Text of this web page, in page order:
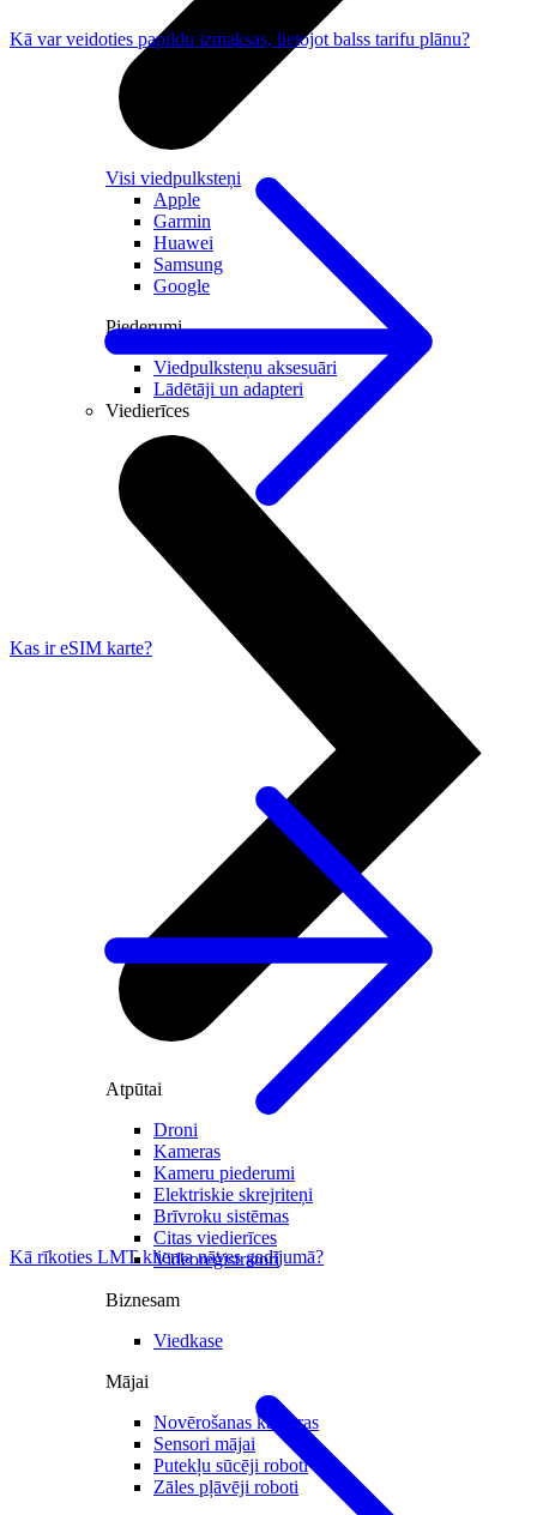
Visi viedpulksteņi
Apple
Garmin
Huawei
Samsung
Google
Piederumi
Viedpulksteņu aksesuāri
Lādētāji un adapteri
Viedierīces
Atpūtai
Droni
Kameras
Kameru piederumi
Elektriskie skrejriteņi
Brīvroku sistēmas
Citas viedierīces
Videoreģistratori
Biznesam
Viedkase
Mājai
Novērošanas kameras
Sensori mājai
Putekļu sūcēji roboti
Zāles pļāvēji roboti
Kā var veidoties papildu izmaksas, lietojot balss tarifu plānu?
Kas ir eSIM karte?
Kā rīkoties LMT klienta nāves gadījumā?